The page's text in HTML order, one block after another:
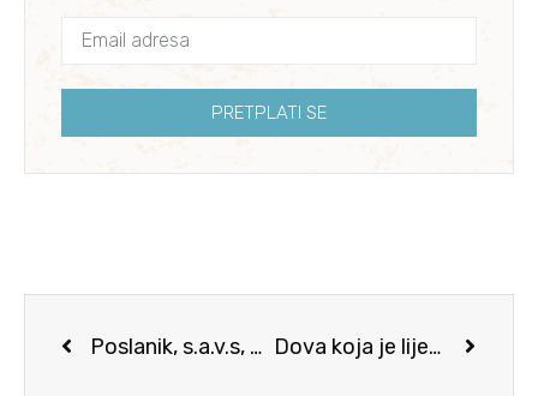
PRETPLATI SE
Poslanik, s.a.v.s, podsticao je ashabe na rad i stjecanje opskrbe Dova koja je lijek za zavist i ljubomoru